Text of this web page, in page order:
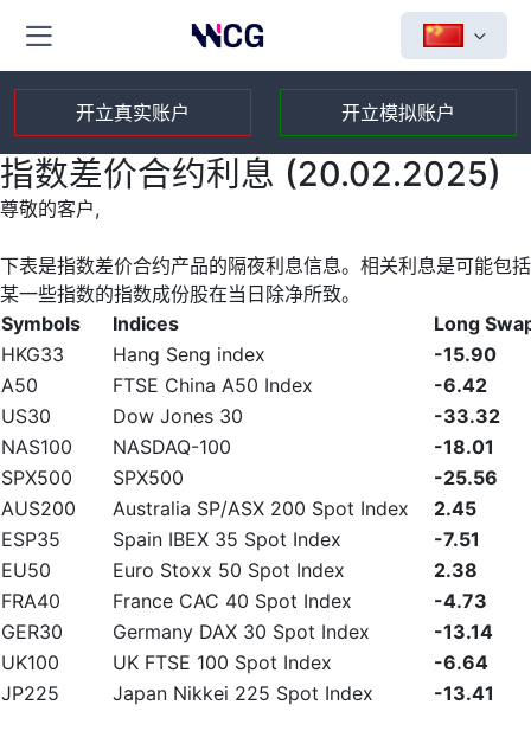
开立真实账户 开立模拟账户
指数差价合约利息 (20.02.2025)
尊敬的客户,
下表是指数差价合约产品的隔夜利息信息。相关利息是可能包括
某一些指数的指数成份股在当日除净所致。
Symbols
Indices
Long
HKG33
Hang Seng index
-15.90
A50
FTSE China A50 Index
-6.42
US30
Dow Jones 30
-33.32
NAS100
NASDAQ-100
-18.01
SPX500
SPX500
-25.56
AUS200
Australia SP/ASX 200 Spot Index
2.45
ESP35
Spain IBEX 35 Spot Index
-7.51
EU50
Euro Stoxx 50 Spot Index
2.38
FRA40
France CAC 40 Spot Index
-4.73
GER30
Germany DAX 30 Spot Index
-13.14
UK100
UK FTSE 100 Spot Index
-6.64
JP225
Japan Nikkei 225 Spot Index -13.41